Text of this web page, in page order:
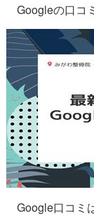
Googleの口コ
Google口コミ